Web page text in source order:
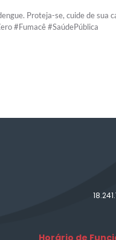
Proteja-se, cuide de sua
#Fumacê #SaúdePública
Horário de